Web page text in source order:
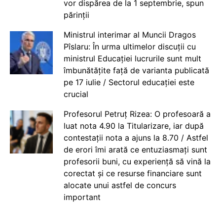
vor dispărea de la 1 septembrie, spun
părinții
Ministrul interimar al Muncii Dragos
Pîslaru: În urma ultimelor discuții cu
ministrul Educației lucrurile sunt mult
îmbunătățite față de varianta publicată
pe 17 iulie / Sectorul educației este
crucial
Profesorul Petruț Rizea: O profesoară a
luat nota 4.90 la Titularizare, iar după
contestații nota a ajuns la 8.70 / Astfel
de erori îmi arată ce entuziasmați sunt
profesorii buni, cu experiență să vină la
corectat și ce resurse financiare sunt
alocate unui astfel de concurs
important